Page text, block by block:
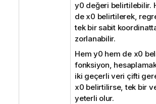
y0 değeri belirtilebilir.
de x0 belirtilerek,
tek bir sabit
zorlanabilir.
Hem y0 hem de x0
fonksiyon,
iki geçerli veri çifti
x0 belirtilirse, tek bir
yeterli olur.